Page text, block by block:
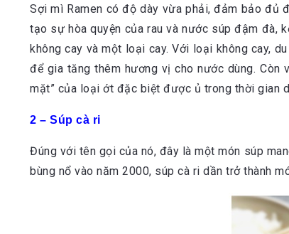
Sợi mì Ramen có độ dày vừa phải, đảm bảo đủ
tạo sự hòa quyện của rau và nước súp đậm đà,
không cay và một loại cay. Với loại không cay,
để gia tăng thêm hương vị cho nước dùng.
mặt” của loại ớt đặc biệt được ủ trong thời gian
2 – Súp cà ri
Đúng với tên gọi của nó, đây là một món súp
bùng nổ vào năm 2000, súp cà ri dần trở thành